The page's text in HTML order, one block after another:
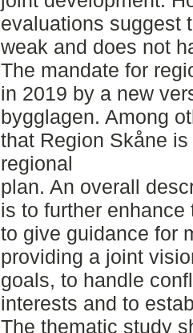
evaluations suggest
weak and does not
The mandate for
in 2019 by a new
bygglagen. Among
that Region Skåne
regional
plan. An overall
is to further
to give guidance for
providing a joint
goals, to handle
interests and to
The thematic study